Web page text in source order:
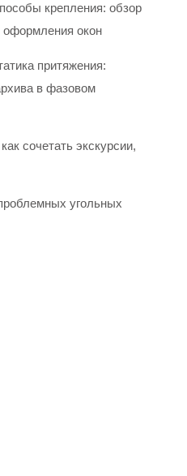
крепления: обзор
окон
притяжения:
в фазовом
сочетать экскурсии,
угольных